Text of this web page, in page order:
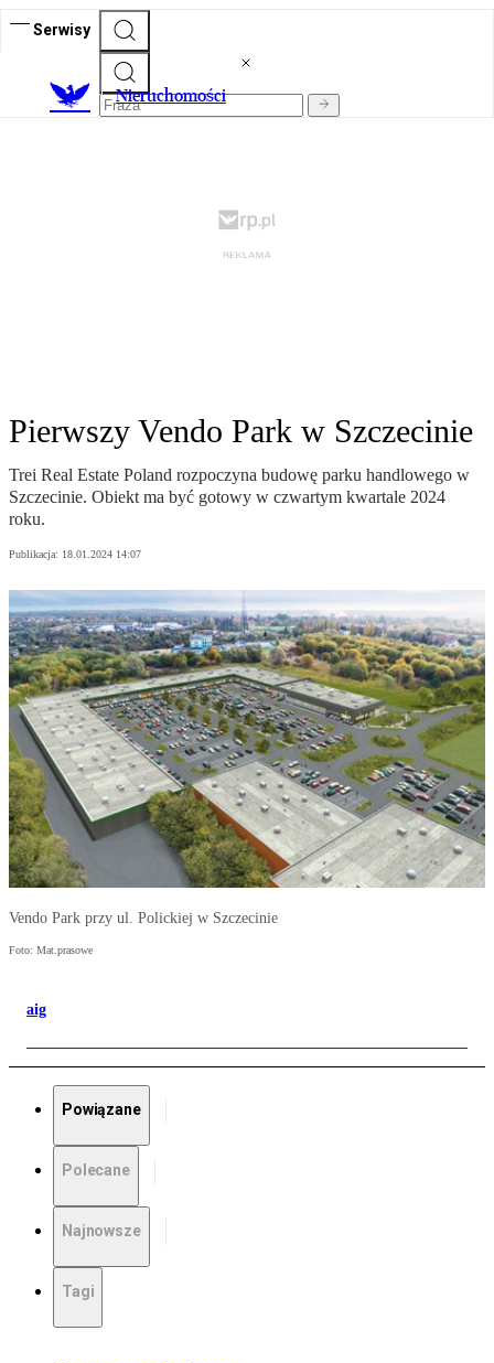
Serwisy
Nieruchomości
Pierwszy Vendo Park w Szczecinie
Trei Real Estate Poland rozpoczyna budowę parku handlowego w
Szczecinie. Obiekt ma być gotowy w czwartym kwartale 2024
roku.
Publikacja: 18.01.2024 14:07
Vendo Park przy ul. Polickiej w Szczecinie
Foto: Mat.prasowe
aig
Powiązane
Polecane
Najnowsze
Tagi